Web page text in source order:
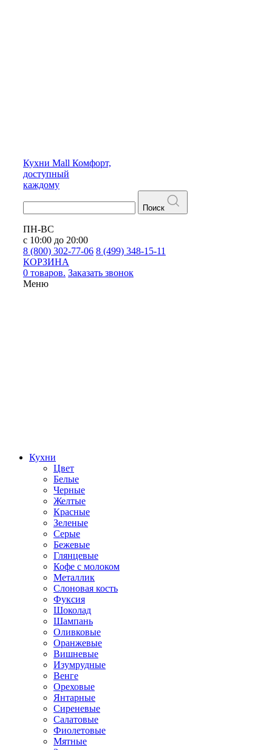
Кухни Mall Комфорт,
доступный
каждому
Поиск
ПН-ВС
с 10:00 до 20:00
8 (800) 302-77-06 8 (499) 348-15-11
КОРЗИНА
0 товаров. Заказать звонок
Меню
Кухни
Цвет
Белые
Черные
Желтые
Красные
Зеленые
Серые
Бежевые
Глянцевые
Кофе с молоком
Металлик
Слоновая кость
Фуксия
Шоколад
Шампань
Оливковые
Оранжевые
Вишневые
Изумрудные
Венге
Ореховые
Янтарные
Сиреневые
Салатовые
Фиолетовые
Мятные